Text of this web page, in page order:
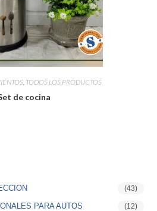
, TODOS LOS PRODUCTOS
de cocina
(43)
PARA AUTOS (12)